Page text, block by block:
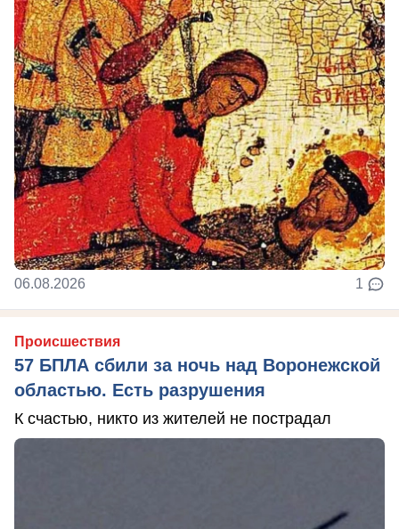
06.08.2026 1
Происшествия
57 БПЛА сбили за ночь над Воронежской
областью. Есть разрушения
К счастью, никто из жителей не пострадал